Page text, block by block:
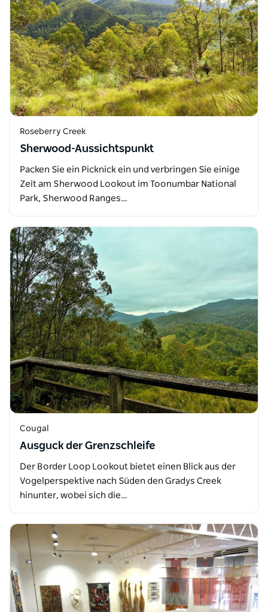
Roseberry Creek
Sherwood-Aussichtspunkt
Packen Sie ein Picknick ein und verbringen Sie einige
Zeit am Sherwood Lookout im Toonumbar National
Park, Sherwood Ranges…
Cougal
Ausguck der Grenzschleife
Der Border Loop Lookout bietet einen Blick aus der
Vogelperspektive nach Süden den Gradys Creek
hinunter, wobei sich die…